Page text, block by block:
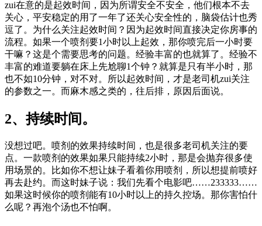
zui在意的是起效时间，因为所谓安全不安全，他们根本不去
关心，平安稳定的用了一年了还关心安全性的，脑袋估计也秀
逗了。为什么关注起效时间？因为起效时间直接决定你房事的
流程。如果一个喷剂要1小时以上起效，那你喷完后一小时要
干嘛？这是个需要思考的问题。经验丰富的也就算了。经验不
丰富的难道要躺在床上先尬聊1个钟？就算是只有半小时，那
也不如10分钟，对不对。所以起效时间，才是老司机zui关注
的参数之一。而麻木感之类的，往后排，原因后面说。
2、持续时间。
没想过吧。喷剂的效果持续时间，也是很多老司机关注的要
点。一款喷剂的效果如果只能持续2小时，那是会抛弃很多使
用场景的。比如你不想让妹子看着你用喷剂，所以想提前喷好
再去赴约。而这时妹子说：我们先看个电影吧……233333……
如果这时候你的喷剂能有10小时以上的持久控场。那你害怕什
么呢？再泡个汤也不怕啊。